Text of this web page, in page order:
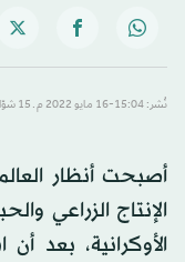
نُشر: 15:04-16 مايو 2022 م ـ 15 شوّال 1443 هـ
أصبحت أنظار
الإنتاج الزراعي
الأوكرانية، بعد